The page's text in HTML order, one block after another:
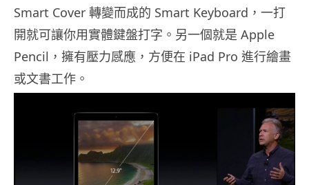
Smart Cover 轉變而成的 Smart Keyboard，一打
開就可讓你用實體鍵盤打字。另一個就是 Apple
Pencil，擁有壓力感應，方便在 iPad Pro 進行繪畫
或文書工作。